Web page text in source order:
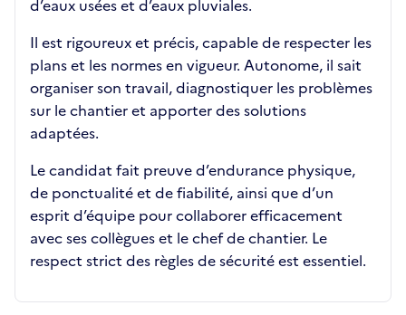
d’eaux usées et d’eaux pluviales.
Il est rigoureux et précis, capable de respecter les
plans et les normes en vigueur. Autonome, il sait
organiser son travail, diagnostiquer les problèmes
sur le chantier et apporter des solutions
adaptées.
Le candidat fait preuve d’endurance physique,
de ponctualité et de fiabilité, ainsi que d’un
esprit d’équipe pour collaborer efficacement
avec ses collègues et le chef de chantier. Le
respect strict des règles de sécurité est essentiel.